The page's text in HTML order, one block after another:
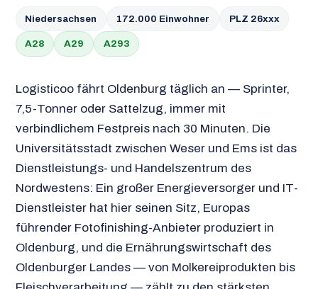
Niedersachsen 172.000 Einwohner PLZ 26xxx
A28 A29 A293
Logisticoo fährt Oldenburg täglich an — Sprinter,
7,5-Tonner oder Sattelzug, immer mit
verbindlichem Festpreis nach 30 Minuten. Die
Universitätsstadt zwischen Weser und Ems ist das
Dienstleistungs- und Handelszentrum des
Nordwestens: Ein großer Energieversorger und IT-
Dienstleister hat hier seinen Sitz, Europas
führender Fotofinishing-Anbieter produziert in
Oldenburg, und die Ernährungswirtschaft des
Oldenburger Landes — von Molkereiprodukten bis